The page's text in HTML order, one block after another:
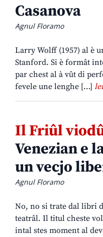
Casanova
Agnul Floramo
Larry Wolff (1957) al è
Stanford. Si è formât
par chest al à vût di
fevele une lenghe […]
Il Friûl
Venezian e
un vecjo
Agnul Floramo
No, no si trate dal libri
teatrâl. Il titul cheste
intal stes moment al